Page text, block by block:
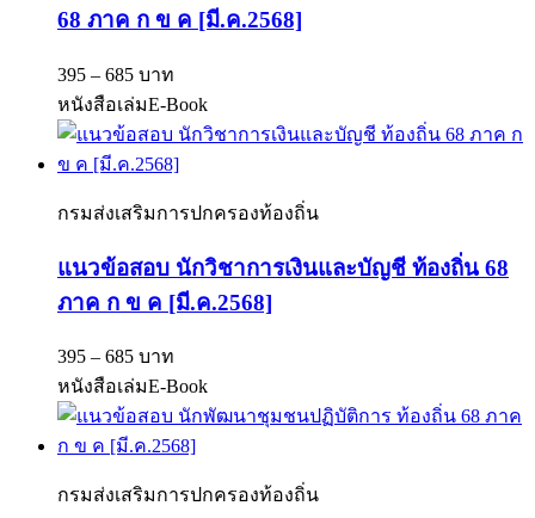
68 ภาค ก ข ค [มี.ค.2568]
395 – 685 บาท
หนังสือเล่มE-Book
กรมส่งเสริมการปกครองท้องถิ่น
แนวข้อสอบ นักวิชาการเงินและบัญชี ท้องถิ่น 68
ภาค ก ข ค [มี.ค.2568]
395 – 685 บาท
หนังสือเล่มE-Book
กรมส่งเสริมการปกครองท้องถิ่น